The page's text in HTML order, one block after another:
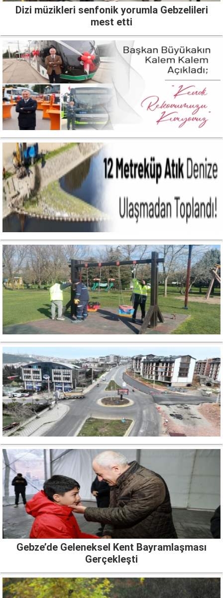
Dizi müzikleri senfonik yorumla Gebzelileri
mest etti
Gebze’de Geleneksel Kent Bayramlaşması
Gerçekleşti